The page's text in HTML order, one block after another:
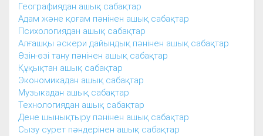
Географиядан ашық сабақтар
Адам және қоғам пәнінен ашық сабақтар
Психологиядан ашық сабақтар
Алғашқы әскери дайындық пәнінен ашық сабақтар
Өзін-өзі тану пәнінен ашық сабақтар
Құқықтан ашық сабақтар
Экономикадан ашық сабақтар
Музыкадан ашық сабақтар
Технологиядан ашық сабақтар
Дене шынықтыру пәнінен ашық сабақтар
Сызу сурет пәндерінен ашық сабақтар